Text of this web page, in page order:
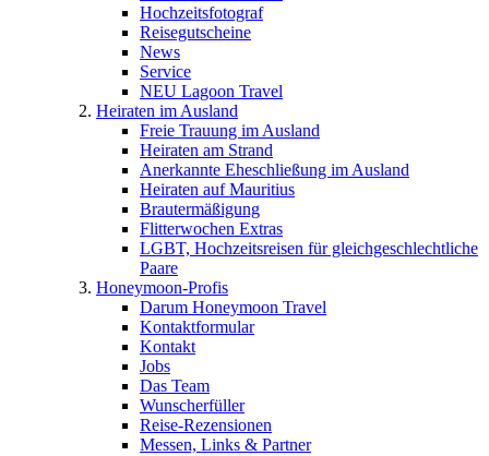
Hochzeitsfotograf
Reisegutscheine
News
Service
NEU Lagoon Travel
Heiraten im Ausland
Freie Trauung im Ausland
Heiraten am Strand
Anerkannte Eheschließung im Ausland
Heiraten auf Mauritius
Brautermäßigung
Flitterwochen Extras
LGBT, Hochzeitsreisen für gleichgeschlechtliche
Paare
Honeymoon-Profis
Darum Honeymoon Travel
Kontaktformular
Kontakt
Jobs
Das Team
Wunscherfüller
Reise-Rezensionen
Messen, Links & Partner